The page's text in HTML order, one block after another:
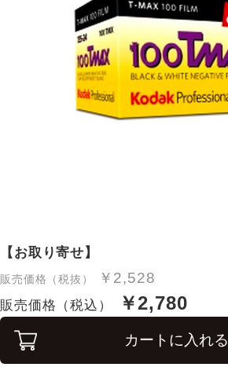
【お取り寄せ】
販売価格（税抜） ￥2,528
販売価格（税込） ￥2,780
カートに入れる